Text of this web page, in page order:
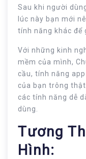
Sau khi người
lúc này bạn mới
tính năng khác để
Với những kinh
mềm của mình,
cầu, tính năng
của bạn trông
các tính năng dễ
dùng.
Tương
Hình: